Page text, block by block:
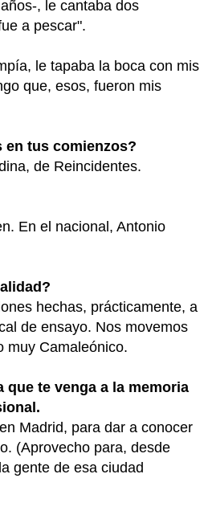
, le cantaba dos
a pescar".
le tapaba la boca con mis
que, esos, fueron mis
en tus comienzos?
de Reincidentes.
En el nacional, Antonio
hechas, prácticamente, a
de ensayo. Nos movemos
muy Camaleónico.
te venga a la memoria
Madrid, para dar a conocer
(Aprovecho para, desde
gente de esa ciudad